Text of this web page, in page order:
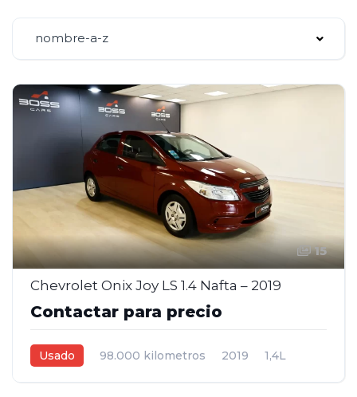
nombre-a-z
15
Chevrolet Onix Joy LS 1.4 Nafta – 2019
Contactar para precio
Usado 98.000 kilometros 2019
1,4L